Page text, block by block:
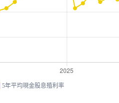
5年平均現金股息殖利率